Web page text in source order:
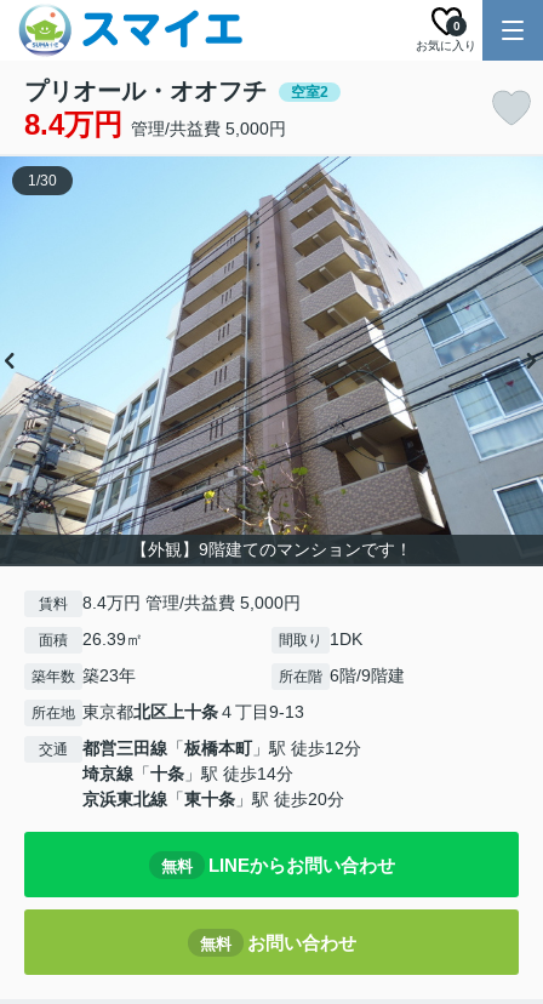
お気に入り
0
プリオール・オオフチ 空室2
8.4万円 管理/共益費 5,000円
【外観】9階建てのマンションです！
1/30
賃料 8.4万円 管理/共益費 5,000円
面積 26.39㎡ 間取り 1DK
築年数 築23年 所在階 6階/9階建
所在地 東京都北区上十条４丁目9-13
交通 都営三田線 「板橋本町」駅 徒歩12分
埼京線 「十条 」駅 徒歩14分
京浜東北線 「東十条 」駅 徒歩20分
無料 LINEからお問い合わせ
無料 お問い合わせ